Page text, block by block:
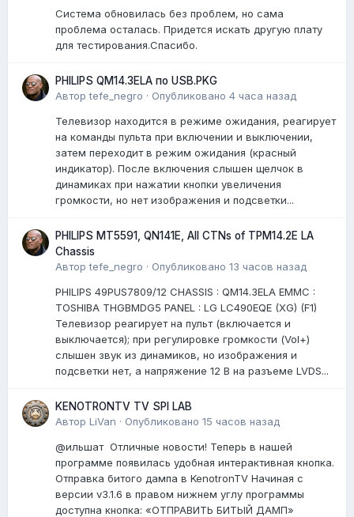
Система обновилась без проблем, но сама
проблема осталась. Придется искать другую плату
для тестирования.Спасибо.
PHILIPS QM14.3ELA по USB.PKG
Авторtefe_negro · Опубликовано 4 часа назад
Телевизор находится в режиме ожидания, реагирует
на команды пульта при включении и выключении,
затем переходит в режим ожидания (красный
индикатор). После включения слышен щелчок в
динамиках при нажатии кнопки увеличения
громкости, но нет изображения и подсветки...
PHILIPS MT5591, QN141E, All CTNs of TPM14.2E LA
Chassis
Авторtefe_negro · Опубликовано 13 часов назад
PHILIPS 49PUS7809/12 CHASSIS : QM14.3ELA EMMC :
TOSHIBA THGBMDG5 PANEL : LG LC490EQE (XG) (F1)
Телевизор реагирует на пульт (включается и
выключается); при регулировке громкости (Vol+)
слышен звук из динамиков, но изображения и
подсветки нет, а напряжение 12 В на разъеме LVDS...
KENOTRONTV TV SPI LAB
Автор LiVan · Опубликовано 15 часов назад
@ильшат Отличные новости! Теперь в нашей
программе появилась удобная интерактивная кнопка.
Отправка битого дампа в KenotronTV Начиная с
версии v3.1.6 в правом нижнем углу программы
доступна кнопка: «ОТПРАВИТЬ БИТЫЙ ДАМП»